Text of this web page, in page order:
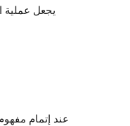
يجعل عملية
عند إتمام